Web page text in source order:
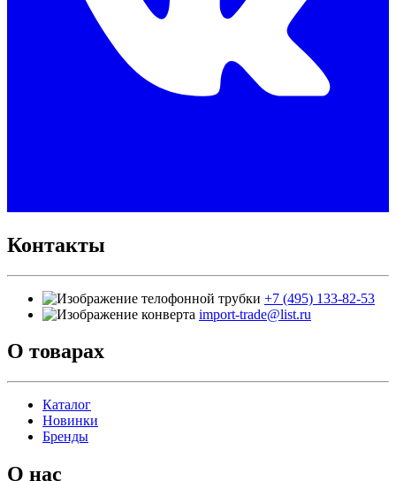
Контакты
+7 (495) 133-82-53
import-trade@list.ru
О товарах
Каталог
Новинки
Бренды
О нас